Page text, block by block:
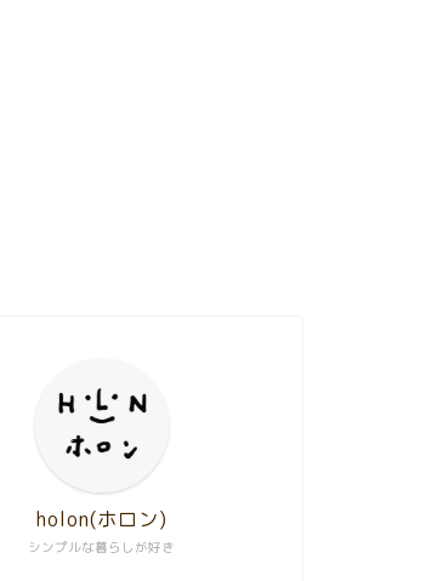
シンプルな暮らしが好き
holon(ホロン)